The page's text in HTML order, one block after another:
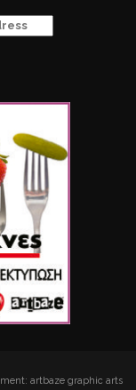
artbaze graphic arts